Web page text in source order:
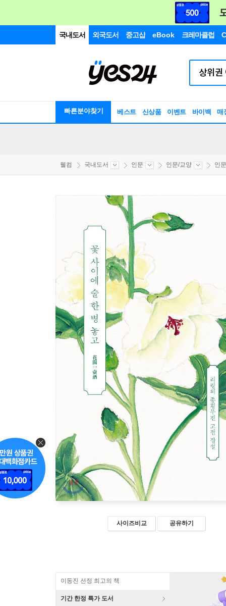
국내도서 외국도서 중고샵 eBook 크레마클럽
빠른분야찾기 베스트 신상품 이벤트 바이백 매
웰컴 국내도서 인문 인문/교양 인
사이즈비교 공유하기
이동진 선정 최고의 책
기간 한정 특가 도서